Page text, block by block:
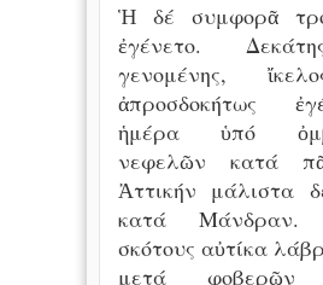
Ἡ δέ συμφορᾶ
ἐγένετο.
γενομένης,
ἀπροσδοκήτως
ἡμέρα ὑπό
νεφελῶν κατά
Ἀττικήν μάλιστα
κατά
σκότους αὐτίκα
μετά φοβερῶν